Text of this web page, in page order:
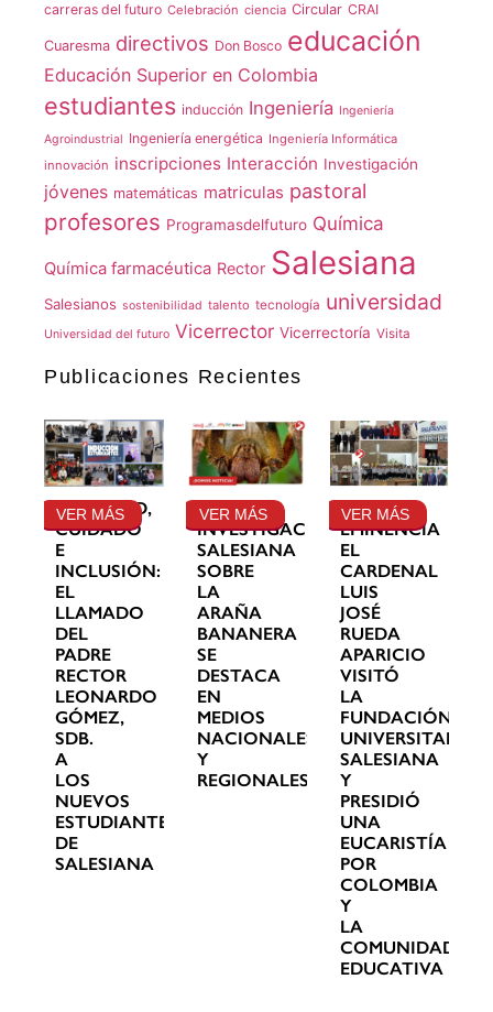
carreras del futuro Celebración ciencia Circular CRAI
Cuaresma directivos Don Bosco educación
Educación Superior en Colombia
estudiantes inducción Ingeniería Ingeniería
Agroindustrial Ingeniería energética Ingeniería Informática
innovación inscripciones Interacción Investigación
jóvenes matemáticas matriculas pastoral
profesores Programasdelfuturo Química
Química farmacéutica Rector Salesiana
Salesianos sostenibilidad talento tecnología universidad
Universidad del futuro Vicerrector Vicerrectoría Visita
Publicaciones Recientes
GRATITUD,
CUIDADO
E
INCLUSIÓN:
EL
LLAMADO
DEL
PADRE
RECTOR
LEONARDO
GÓMEZ,
SDB.
A
LOS
NUEVOS
ESTUDIANTES
DE
SALESIANA
VER MÁS
LA
INVESTIGACIÓN
SALESIANA
SOBRE
LA
ARAÑA
BANANERA
SE
DESTACA
EN
MEDIOS
NACIONALES
Y
REGIONALES
VER MÁS
SU
EMINENCIA
EL
CARDENAL
LUIS
JOSÉ
RUEDA
APARICIO
VISITÓ
LA
FUNDACIÓN
UNIVERSITARIA
SALESIANA
Y
PRESIDIÓ
UNA
EUCARISTÍA
POR
COLOMBIA
Y
LA
COMUNIDAD
EDUCATIVA
VER MÁS